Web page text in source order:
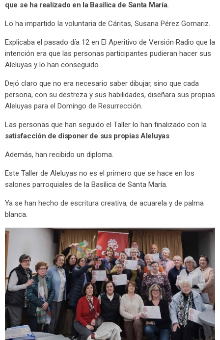
que se ha realizado en la Basílica de Santa María.
Lo ha impartido la voluntaria de Cáritas, Susana Pérez Gomariz.
Explicaba el pasado día 12 en El Aperitivo de Versión Radio que la
intención era que las personas participantes pudieran hacer sus
Aleluyas y lo han conseguido.
Dejó claro que no era necesario saber dibujar, sino que cada
persona, con su destreza y sus habilidades, diseñara sus propias
Aleluyas para el Domingo de Resurrección.
Las personas que han seguido el Taller lo han finalizado con la
satisfacción de disponer de sus propias Aleluyas.
Además, han recibido un diploma.
Este Taller de Aleluyas no es el primero que se hace en los
salones parroquiales de la Basílica de Santa María.
Ya se han hecho de escritura creativa, de acuarela y de palma
blanca.